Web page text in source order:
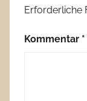
Erforderliche
Kommentar *